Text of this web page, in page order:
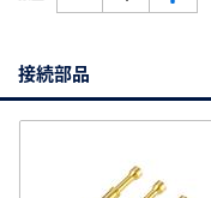
接続部品